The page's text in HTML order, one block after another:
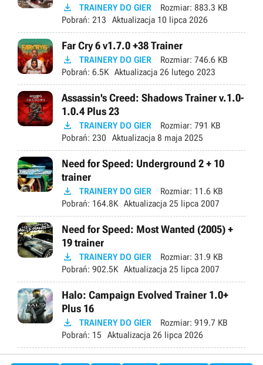
 TRAINERY DO GIER Rozmiar: 883.3 KB
Pobrań: 213 Aktualizacja 10 lipca 2026
Far Cry 6 v1.7.0 +38 Trainer
 TRAINERY DO GIER Rozmiar: 746.6 KB
Pobrań: 6.5K Aktualizacja 26 lutego 2023
Assassin's Creed: Shadows Trainer v.1.0-
1.0.4 Plus 23
 TRAINERY DO GIER Rozmiar: 791 KB
Pobrań: 230 Aktualizacja 8 maja 2025
Need for Speed: Underground 2 + 10
trainer
 TRAINERY DO GIER Rozmiar: 11.6 KB
Pobrań: 164.8K Aktualizacja 25 lipca 2007
Need for Speed: Most Wanted (2005) +
19 trainer
 TRAINERY DO GIER Rozmiar: 31.9 KB
Pobrań: 902.5K Aktualizacja 25 lipca 2007
Halo: Campaign Evolved Trainer 1.0+
Plus 16
 TRAINERY DO GIER Rozmiar: 919.7 KB
Pobrań: 15 Aktualizacja 26 lipca 2026